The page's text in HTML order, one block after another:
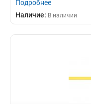
Подробнее
Наличие: В наличии